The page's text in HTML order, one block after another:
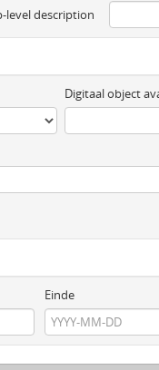
level description
Digitaal object
Einde